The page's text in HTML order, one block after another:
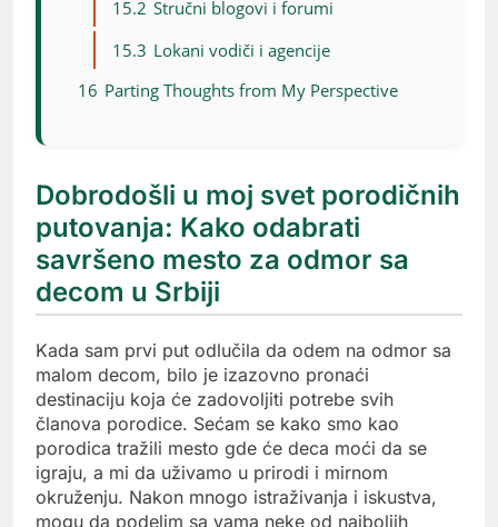
15.2 Stručni blogovi i forumi
15.3 Lokani vodiči i agencije
16 Parting Thoughts from My Perspective
Dobrodošli u moj svet porodičnih
putovanja: Kako odabrati
savršeno mesto za odmor sa
decom u Srbiji
Kada sam prvi put odlučila da odem na odmor sa
malom decom, bilo je izazovno pronaći
destinaciju koja će zadovoljiti potrebe svih
članova porodice. Sećam se kako smo kao
porodica tražili mesto gde će deca moći da se
igraju, a mi da uživamo u prirodi i mirnom
okruženju. Nakon mnogo istraživanja i iskustva,
mogu da podelim sa vama neke od najboljih